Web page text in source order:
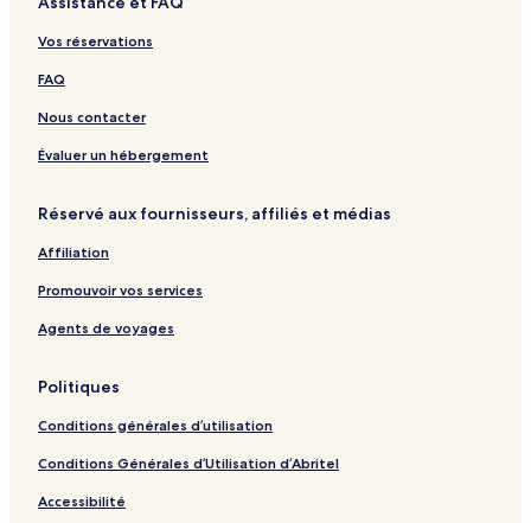
Vos réservations
FAQ
Nous contacter
Évaluer un hébergement
Réservé aux fournisseurs, affiliés et médias
Affiliation
Promouvoir vos services
Agents de voyages
Politiques
Conditions générales d’utilisation
Conditions Générales d’Utilisation d’Abritel
Accessibilité